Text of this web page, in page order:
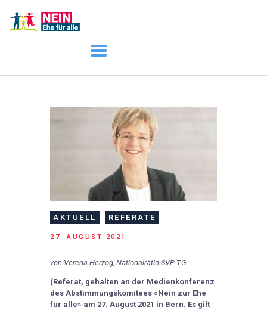
START
DARUM GEHT ES
DOWNLOADS
AKTUELL REFERATE
27. AUGUST 2021
von Verena Herzog, Nationalrätin SVP TG
(Referat, gehalten an der Medienkonferenz
des Abstimmungskomitees «Nein zur Ehe
für alle» am 27. August 2021 in Bern. Es gilt